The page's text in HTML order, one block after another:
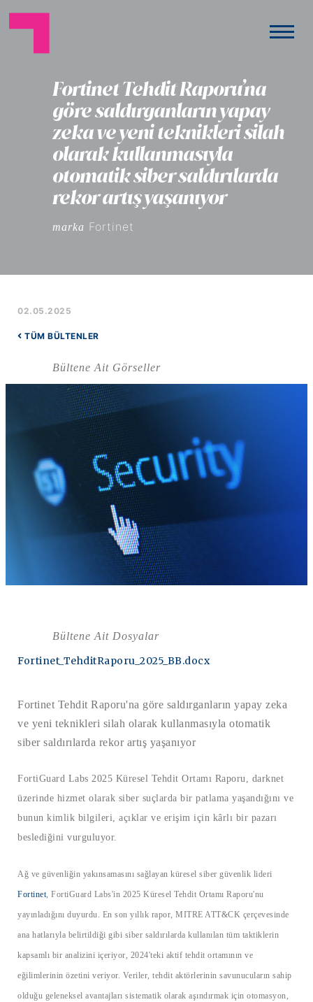
Fortinet Tehdit Raporu’na
göre saldırganların yapay
zeka ve yeni teknikleri silah
olarak kullanmasıyla
otomatik siber saldırılarda
rekor artış yaşanıyor
marka Fortinet
02.05.2025
TÜM BÜLTENLER
Bültene Ait Görseller
Bültene Ait Dosyalar
Fortinet_TehditRaporu_2025_BB.docx
Fortinet Tehdit Raporu'na göre saldırganların yapay zeka
ve yeni teknikleri silah olarak kullanmasıyla otomatik
siber saldırılarda rekor artış yaşanıyor
FortiGuard Labs 2025 Küresel Tehdit Ortamı Raporu, darknet
üzerinde hizmet olarak siber suçlarda bir patlama yaşandığını ve
bunun kimlik bilgileri, açıklar ve erişim için kârlı bir pazarı
beslediğini vurguluyor.
Ağ ve güvenliğin yakınsamasını sağlayan küresel siber güvenlik lideri
Fortinet, FortiGuard Labs'in 2025 Küresel Tehdit Ortamı Raporu'nu
yayınladığını duyurdu. En son yıllık rapor, MITRE ATT&CK çerçevesinde
ana hatlarıyla belirtildiği gibi siber saldırılarda kullanılan tüm taktiklerin
kapsamlı bir analizini içeriyor, 2024'teki aktif tehdit ortamının ve
eğilimlerinin özetini veriyor. Veriler, tehdit aktörlerinin savunucuların sahip
olduğu geleneksel avantajları sistematik olarak aşındırmak için otomasyon,